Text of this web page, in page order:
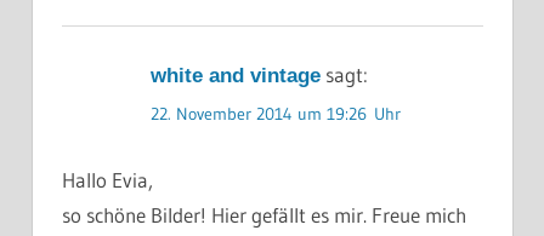
white and vintage sagt:
22. November 2014 um 19:26 Uhr
Hallo Evia,
so schöne Bilder! Hier gefällt es mir. Freue mich